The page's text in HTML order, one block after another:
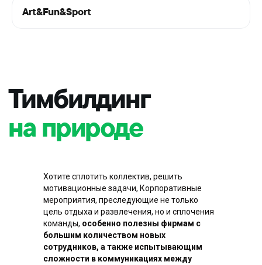
Art&Fun&Sport
Хотите сплотить коллектив, решить
мотивационные задачи, Корпоративные
мероприятия, преследующие не только
цель отдыха и развлечения, но и сплочения
команды, особенно полезны фирмам с
большим количеством новых
сотрудников, а также испытывающим
сложности в коммуникациях между